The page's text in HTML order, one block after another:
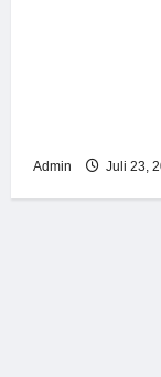
Admin Juli 23,